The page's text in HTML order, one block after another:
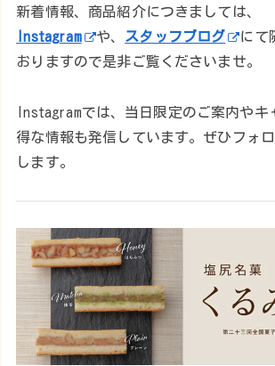
新着情報、商品紹介につきましては、
Instagram
や、 スタッフブログ
にて
おりますので是非ご覧くださいませ。
Instagramでは、当日限定のご案内やキ
得な情報も発信しています。ぜひフォ
します。